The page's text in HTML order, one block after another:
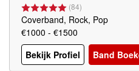
(84)
Coverband, Rock, Pop
€1000 - €1500
Bekijk Profiel
Band